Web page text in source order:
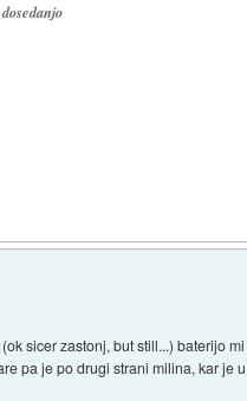
sicer zastonj, but still...) baterijo
pa je po drugi strani milina, kar je